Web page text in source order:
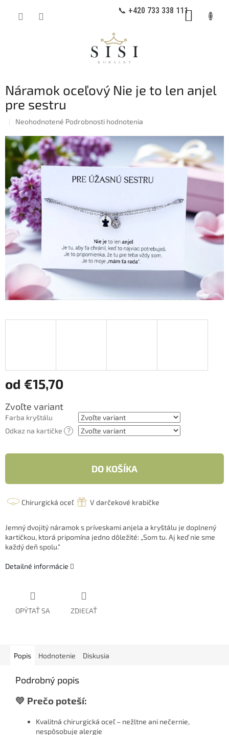
📞 +420 733 338 111
Náramok oceľový Nie je to len anjel
pre sestru
Priemerné
produktu
je
0,0
z
5
hviezdičiek.
Neohodnotené Podrobnosti hodnotenia
od €15,70
Jednotková
cena:
Zvoľte variant
Farba kryštálu
Odkaz na kartičke ?
DO KOŠÍKA
Chirurgická oceľ V darčekové krabičke
Jemný dvojitý náramok s príveskami anjela a kryštálu je doplnený
kartičkou, ktorá pripomína jedno dôležité: „Som tu. Aj keď nie sme
každý deň spolu.“
Detailné informácie
OPÝTAŤ SA ZDIEĽAŤ
Popis Hodnotenie Diskusia
Podrobný popis
💛 Prečo poteší:
Kvalitná chirurgická oceľ – nežltne ani nečernie,
nespôsobuje alergie